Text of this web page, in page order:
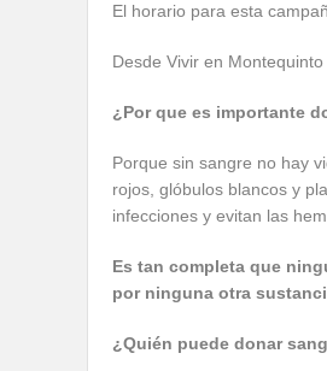
El horario para esta
Desde Vivir en
¿Por que es importante
Porque sin sangre no hay
rojos, glóbulos blancos y
infecciones y evitan las
Es tan completa que
por ninguna otra
¿Quién puede donar